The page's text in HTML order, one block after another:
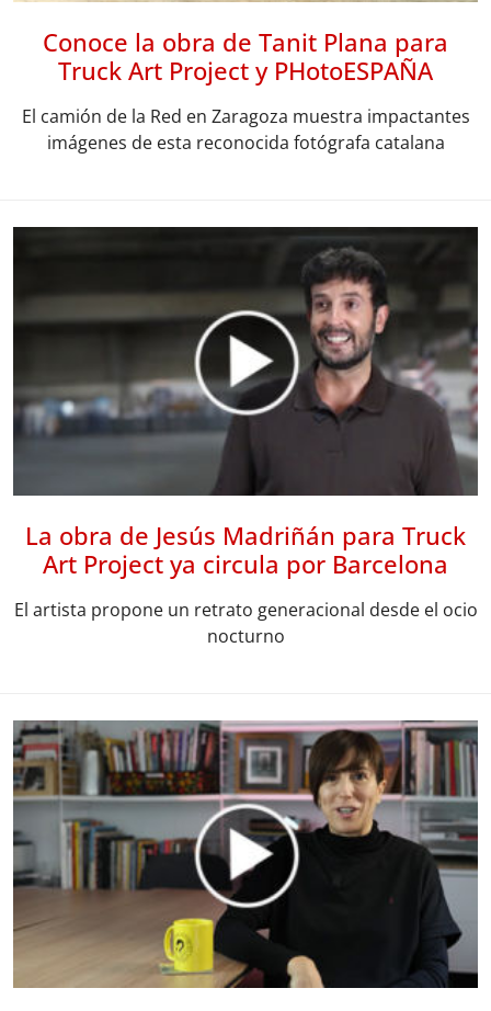
Conoce la obra de Tanit Plana para
Truck Art Project y PHotoESPAÑA
El camión de la Red en Zaragoza muestra impactantes
imágenes de esta reconocida fotógrafa catalana
La obra de Jesús Madriñán para Truck
Art Project ya circula por Barcelona
El artista propone un retrato generacional desde el ocio
nocturno